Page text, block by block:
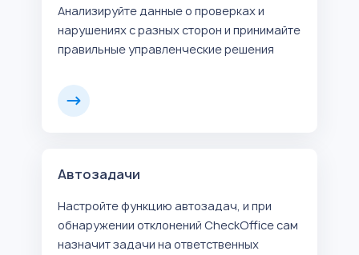
Анализируйте данные о проверках и
нарушениях с разных сторон и принимайте
правильные управленческие решения
Автозадачи
Настройте функцию автозадач, и при
обнаружении отклонений CheckOffice сам
назначит задачи на ответственных